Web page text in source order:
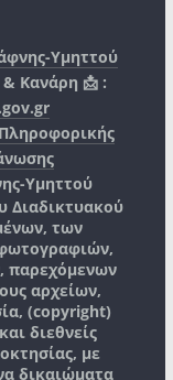
Υμηττού
Κανάρη 📩 :
Υμηττού
Διαδικτυακού
των
παρεχόμενων
αρχείων,
(copyright)
διεθνείς
με
δικαιώματα